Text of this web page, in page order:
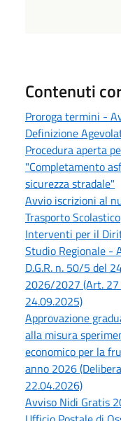
Contenuti
Proroga termini -
Definizione
Procedura aperta
"Completamento
sicurezza stradale"
Avvio iscrizioni al
Trasporto Scolastico
Interventi per il
Studio Regionale -
D.G.R. n. 50/5 del
2026/2027 (Art. 27
24.09.2025)
Approvazione
alla misura
economico per la
anno 2026
22.04.2026)
Avviso Nidi Gratis